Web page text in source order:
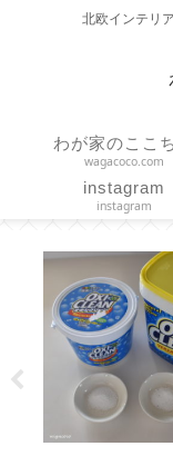
北欧インテリ
わが家のここち
wagacoco.com
instagram
instagram